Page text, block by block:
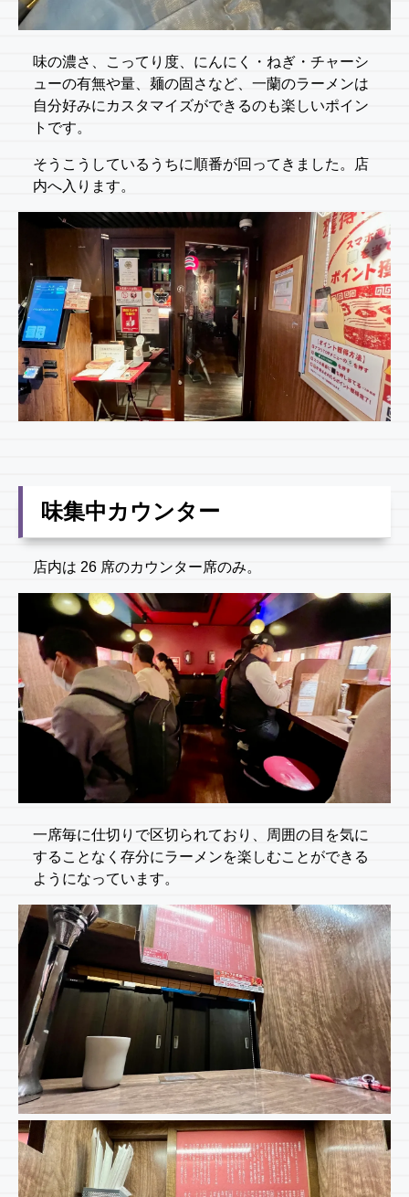
味の濃さ、こってり度、にんにく・ねぎ・チャーシ
ューの有無や量、麺の固さなど、一蘭のラーメンは
自分好みにカスタマイズができるのも楽しいポイン
トです。
そうこうしているうちに順番が回ってきました。店
内へ入ります。
味集中カウンター
店内は 26 席のカウンター席のみ。
一席毎に仕切りで区切られており、周囲の目を気に
することなく存分にラーメンを楽しむことができる
ようになっています。